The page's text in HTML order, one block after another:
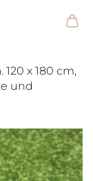
x 180 cm,
und